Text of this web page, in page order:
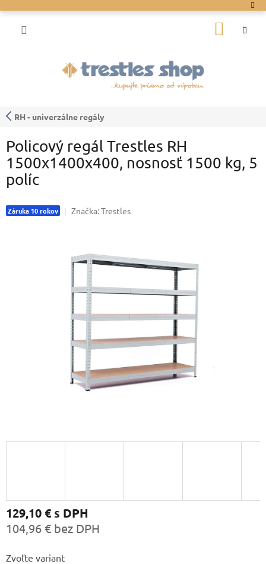
na
RH - univerzálne regály
Policový regál Trestles RH
1500x1400x400, nosnosť 1500 kg, 5
políc
Záruka 10 rokov Značka:Trestles
129,10 €s DPH
104,96 € bez DPH
cena:
Zvoľte variant